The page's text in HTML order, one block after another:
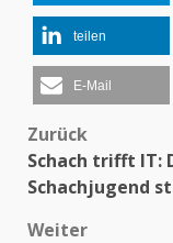
teilen
E-Mail
Zurück
Schach trifft IT:
Schachjugend
Weiter